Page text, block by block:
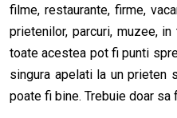
filme, restaurante, firme,
prietenilor, parcuri, muzee,
toate acestea pot fi punti
singura apelati la un prieten
poate fi bine. Trebuie doar